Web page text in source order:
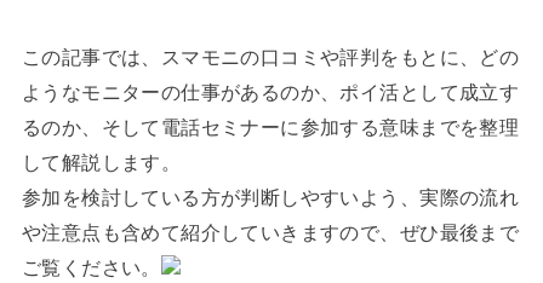
この記事では、スマモニの口コミや評判をもとに、どの
ようなモニターの仕事があるのか、ポイ活として成立す
るのか、そして電話セミナーに参加する意味までを整理
して解説します。
参加を検討している方が判断しやすいよう、実際の流れ
や注意点も含めて紹介していきますので、ぜひ最後まで
ご覧ください。